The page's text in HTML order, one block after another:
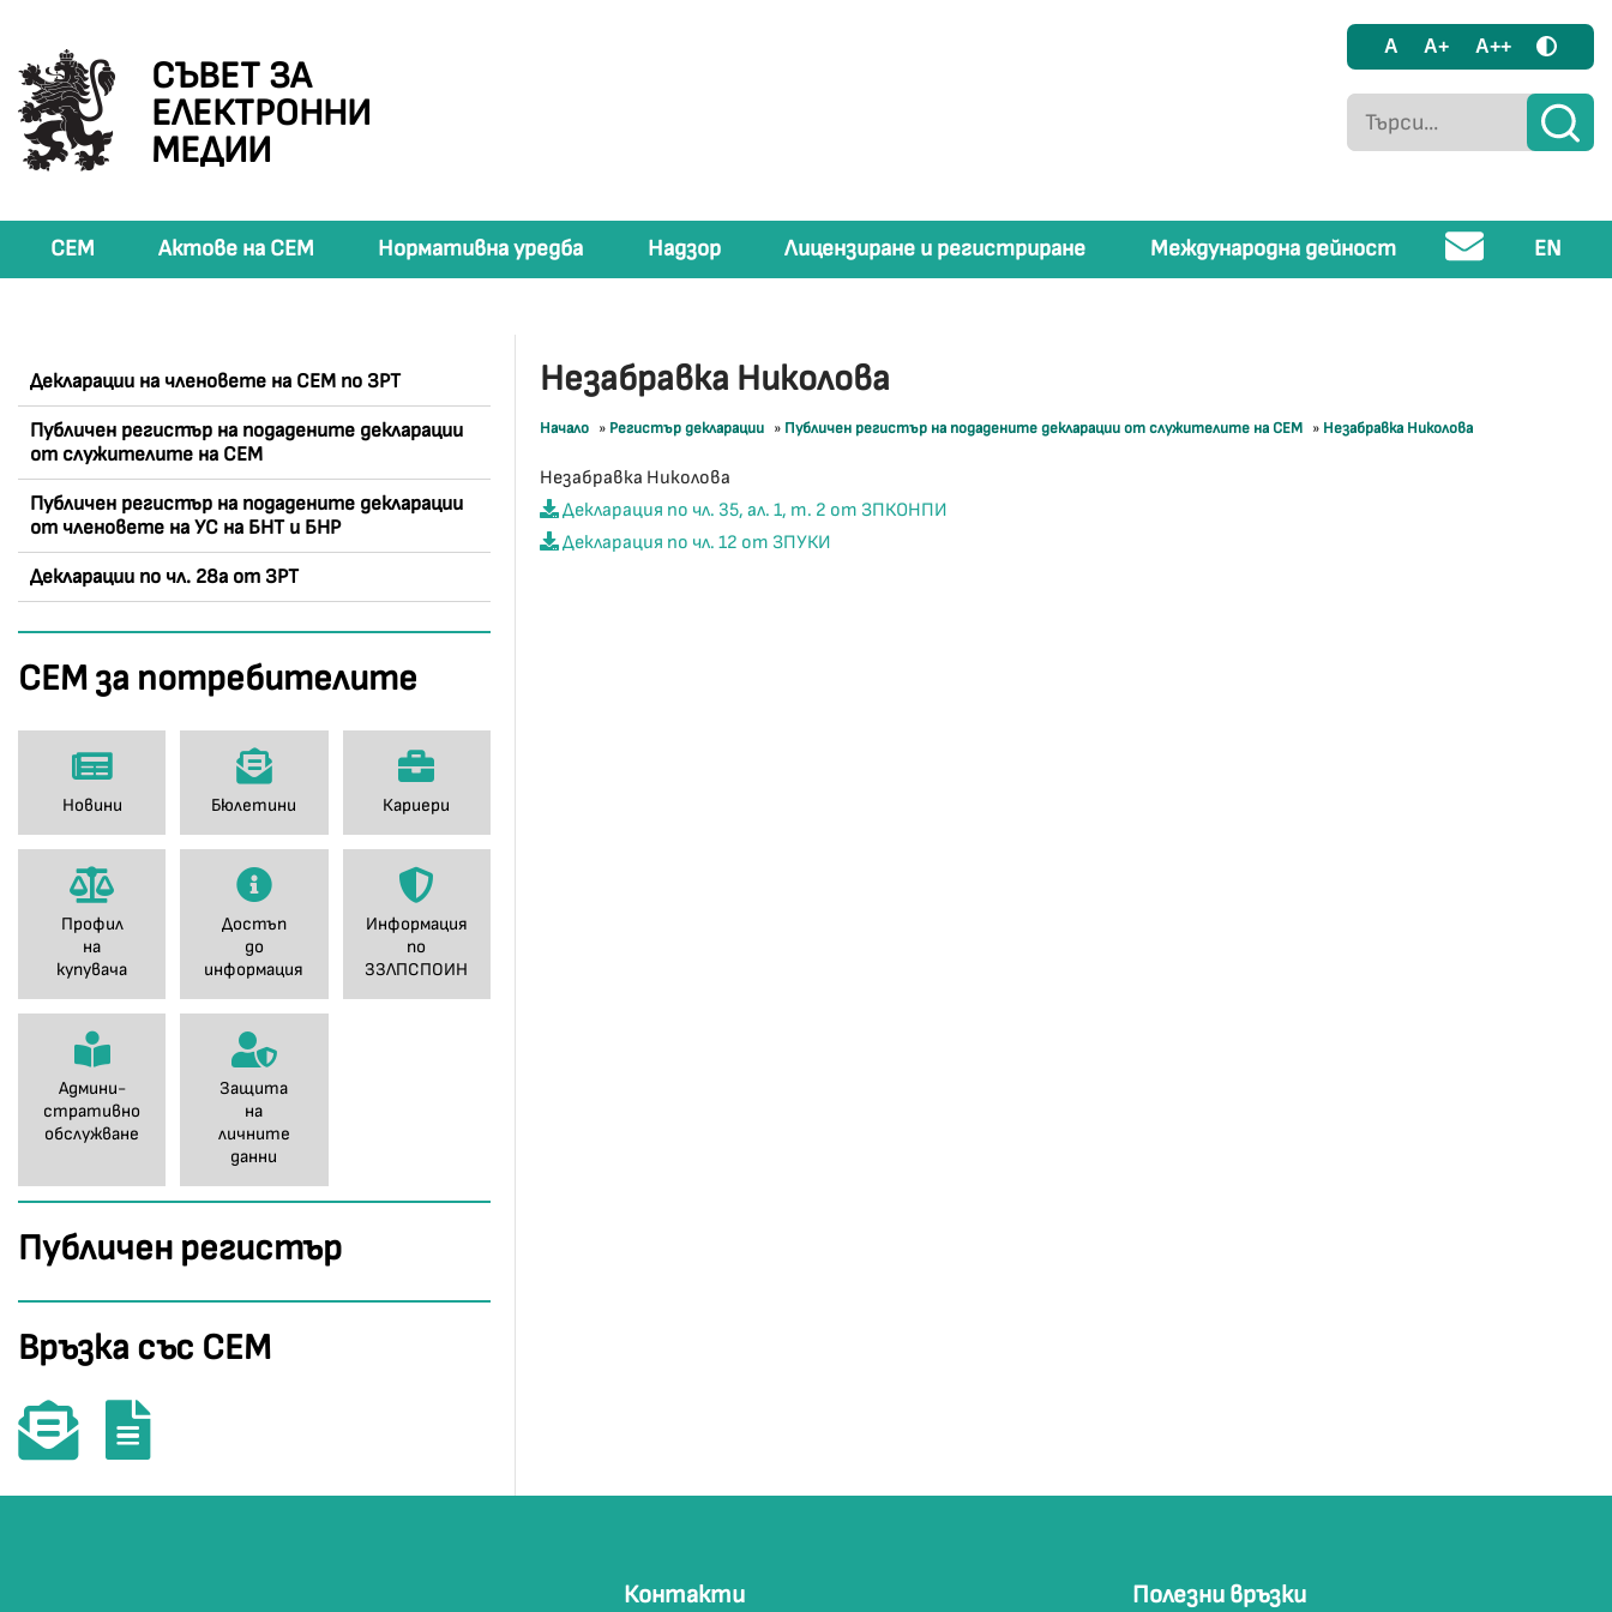
СЪВЕТ ЗА
ЕЛЕКТРОННИ
МЕДИИ
A A+ A++
СЕМ Актове на СЕМ Нормативна уредба Надзор Лицензиране и регистриране Международна дейност EN
Декларации на членовете на СЕМ по ЗРТ
Публичен регистър на подадените декларации
от служителите на СЕМ
Публичен регистър на подадените декларации
от членовете на УС на БНТ и БНР
Декларации по чл. 28a от ЗРТ
СЕМ за потребителите
Новини Бюлетини Кариери
Профил
на
купувача
Достъп
до
информация
Информация
по
ЗЗЛПСПОИН
Админи-
стративно
обслужване
Защита
на
личните
данни
Публичен регистър
Връзка със СЕМ
Незабравка Николова
Начало » Регистър декларации » Публичен регистър на подадените декларации от служителите на СЕМ » Незабравка Николова
Незабравка Николова
Декларация по чл. 35, ал. 1, т. 2 от ЗПКОНПИ
Декларация по чл. 12 от ЗПУКИ
Контакти Полезни връзки